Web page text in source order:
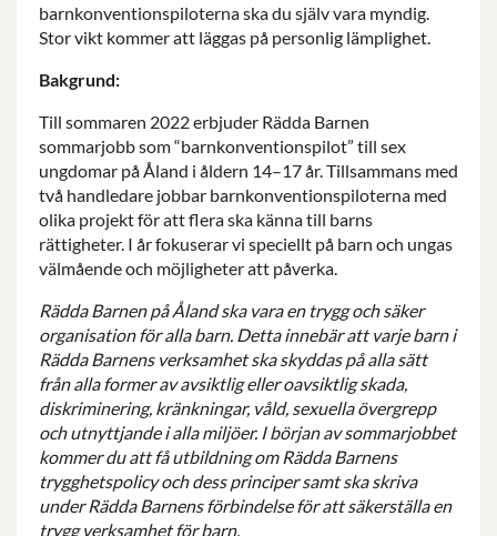
barnkonventionspiloterna ska du själv vara myndig.
Stor vikt kommer att läggas på personlig lämplighet.
Bakgrund:
Till sommaren 2022 erbjuder Rädda Barnen
sommarjobb som “barnkonventionspilot” till sex
ungdomar på Åland i åldern 14–17 år. Tillsammans med
två handledare jobbar barnkonventionspiloterna med
olika projekt för att flera ska känna till barns
rättigheter. I år fokuserar vi speciellt på barn och ungas
välmående och möjligheter att påverka.
Rädda Barnen på Åland ska vara en trygg och säker
organisation för alla barn. Detta innebär att varje barn i
Rädda Barnens verksamhet ska skyddas på alla sätt
från alla former av avsiktlig eller oavsiktlig skada,
diskriminering, kränkningar, våld, sexuella övergrepp
och utnyttjande i alla miljöer. I början av sommarjobbet
kommer du att få utbildning om Rädda Barnens
trygghetspolicy och dess principer samt ska skriva
under Rädda Barnens förbindelse för att säkerställa en
trygg verksamhet för barn.